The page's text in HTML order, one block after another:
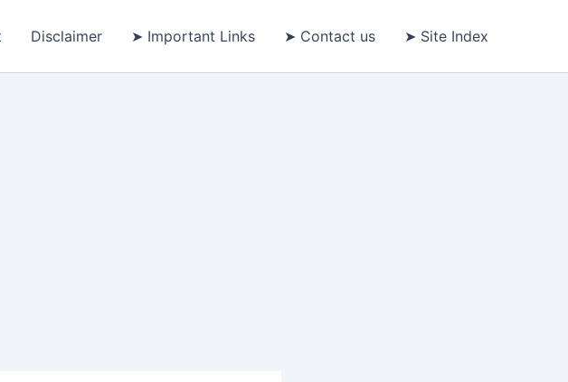
Disclaimer ➤ Important Links ➤ Contact us ➤ Site Index